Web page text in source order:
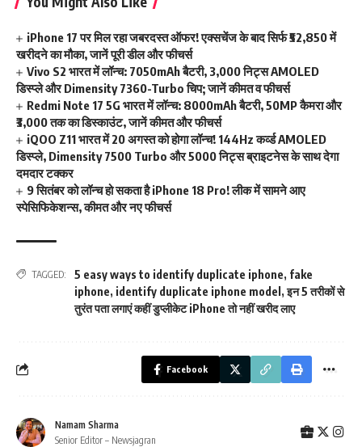
iPhone 17 पर मिल रहा जबरदस्त ऑफर! एक्सचेंज के बाद सिर्फ ₹52,850 में
खरीदने का मौका, जानें पूरी डील और फीचर्स
Vivo S2 भारत में लॉन्च: 7050mAh बैटरी, 3,000 निट्स AMOLED
डिस्प्ले और Dimensity 7360-Turbo चिप; जानें कीमत व फीचर्स
Redmi Note 17 5G भारत में लॉन्च: 8000mAh बैटरी, 50MP कैमरा और
₹3,000 तक का डिस्काउंट, जानें कीमत और फीचर्स
iQOO Z11 भारत में 20 अगस्त को होगा लॉन्च! 144Hz कर्व्ड AMOLED
डिस्प्ले, Dimensity 7500 Turbo और 5000 निट्स ब्राइटनेस के साथ देगा
दमदार टक्कर
9 सितंबर को लॉन्च हो सकता है iPhone 18 Pro! लीक में सामने आए
स्पेसिफिकेशन्स, कीमत और नए फीचर्स
TAGGED: 5 easy ways to identify duplicate iphone, fake
iphone, identify duplicate iphone model ,इन 5 तरीकों से
तुरंत पता लगाएं कहीं डुप्लीकेट iPhone तो नहीं खरीद लाए
Facebook
Namam Sharma
Senior Editor – Newsjagran